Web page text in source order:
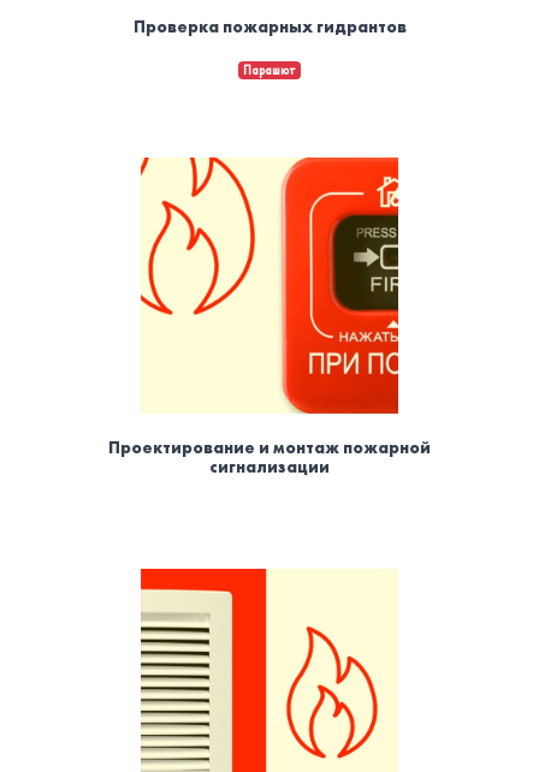
Проверка пожарных гидрантов
Парашют
Проектирование и монтаж пожарной
сигнализации